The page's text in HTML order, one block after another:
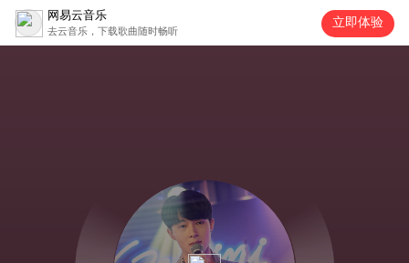
网易云音乐
去云音乐，下载歌曲随时畅听
立即体验